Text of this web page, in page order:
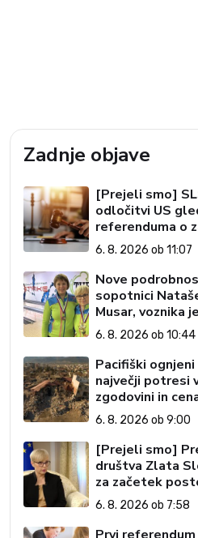
Zadnje objave
[Prejeli smo]
odločitvi US
referenduma o
interventnih
razvoj Slovenije
6. 8. 2026 ob 11:07
Nove
sopotnici
Musar, voznika je
tožilstvo že
preiskovalo –
trgovine z
6. 8. 2026 ob 10:44
Pacifiški ognjeni
največji potresi
zgodovini in
pozabe
6. 8. 2026 ob 9:00
[Prejeli smo]
društva Zlata
za začetek
preučitev
ustavno obtožbo
predsednice
6. 8. 2026 ob 7:58